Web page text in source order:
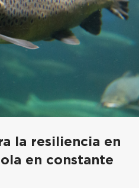
la resiliencia en
en constante